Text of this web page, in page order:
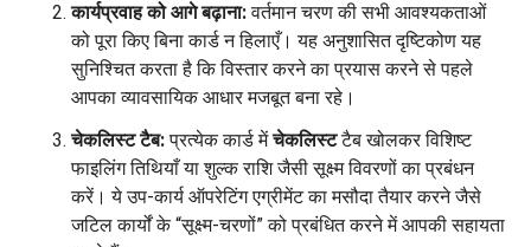
कार्यप्रवाह को आगे बढ़ाना:वर्तमान चरण की सभी आवश्यकताओं
को पूरा किए बिना कार्ड न हिलाएँ। यह अनुशासित दृष्टिकोण यह
सुनिश्चित करता है कि विस्तार करने का प्रयास करने से पहले
आपका व्यावसायिक आधार मजबूत बना रहे।
चेकलिस्ट टैब:प्रत्येक कार्ड मेंचेकलिस्टटैब खोलकर विशिष्ट
फाइलिंग तिथियाँ या शुल्क राशि जैसी सूक्ष्म विवरणों का प्रबंधन
करें। ये उप-कार्य ऑपरेटिंग एग्रीमेंट का मसौदा तैयार करने जैसे
जटिल कार्यों के “सूक्ष्म-चरणों” को प्रबंधित करने में आपकी सहायता